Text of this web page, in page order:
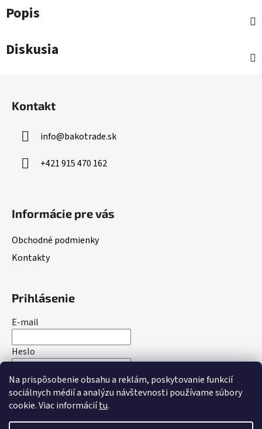
Na prispôsobenie obsahu a reklám, poskytovanie funkcií
sociálnych médií a analýzu návštevnosti používame súbory
cookie. Viac informáciítu.
Popis
Diskusia
Kontakt
info@bakotrade.sk
+421 915 470 162
Informácie pre vás
Obchodné podmienky
Kontakty
Prihlásenie
E-mail
Heslo
PRIHLÁSIŤ SA
Nová registráciaZabudnuté heslo